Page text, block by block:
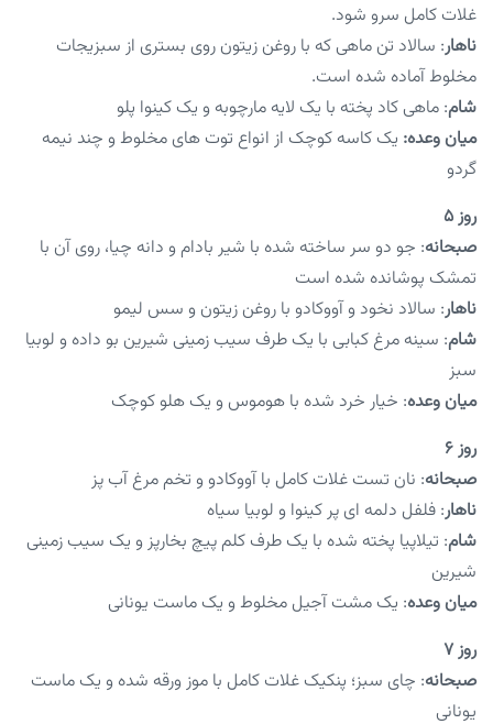
غلات کامل سرو شود.
ناهار: سالاد تن ماهی که با روغن زیتون روی بستری از سبزیجات
مخلوط آماده شده است.
شام: ماهی کاد پخته با یک لایه مارچوبه و یک کینوا پلو
میان وعده: یک کاسه کوچک از انواع توت های مخلوط و چند نیمه
گردو
روز ۵
صبحانه: جو دو سر ساخته شده با شیر بادام و دانه چیا، روی آن با
تمشک پوشانده شده است
ناهار: سالاد نخود و آووکادو با روغن زیتون و سس لیمو
شام: سینه مرغ کبابی با یک طرف سیب زمینی شیرین بو داده و لوبیا
سبز
میان وعده: خیار خرد شده با هوموس و یک هلو کوچک
روز ۶
صبحانه: نان تست غلات کامل با آووکادو و تخم مرغ آب پز
ناهار: فلفل دلمه ای پر کینوا و لوبیا سیاه
شام: تیلاپیا پخته شده با یک طرف کلم پیچ بخارپز و یک سیب زمینی
شیرین
میان وعده: یک مشت آجیل مخلوط و یک ماست یونانی
روز ۷
صبحانه: چای سبز؛ پنکیک غلات کامل با موز ورقه شده و یک ماست
یونانی